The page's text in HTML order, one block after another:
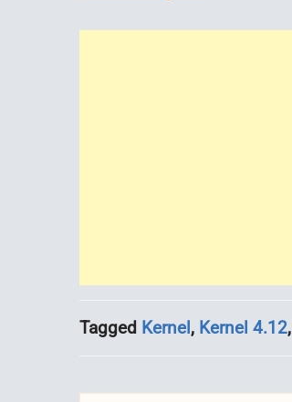
Tagged Kernel, Kernel 4.12,